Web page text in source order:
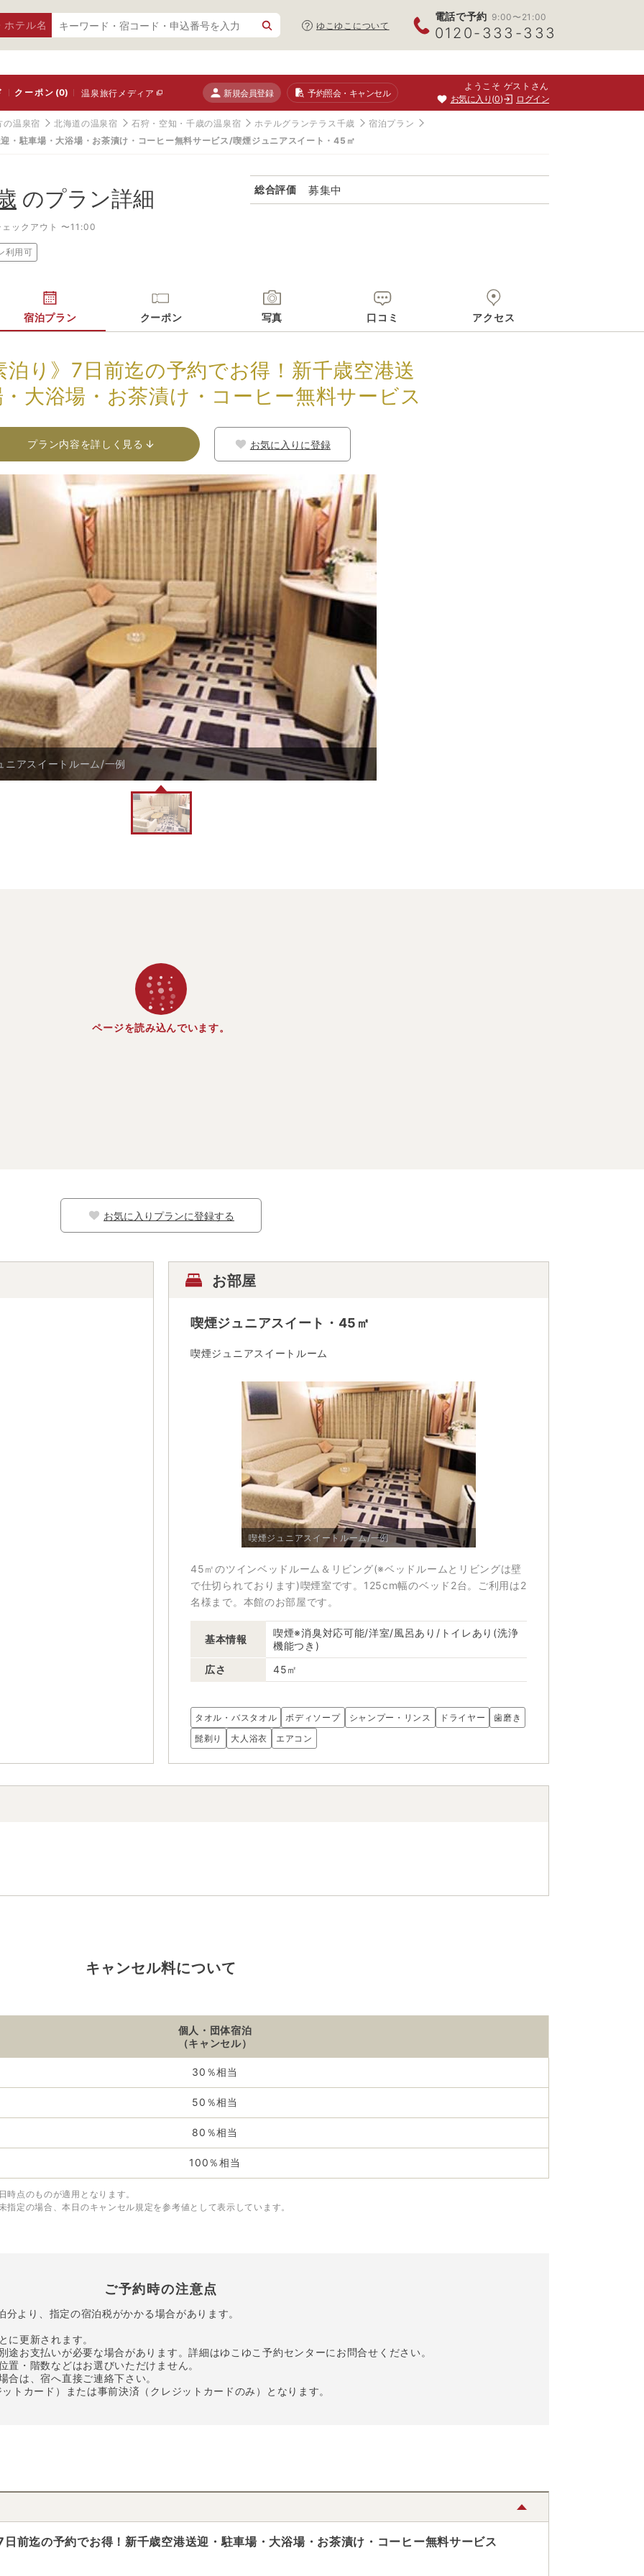
ホテル名 ゆこゆこについて
電話で予約 9:00〜21:00
0120-333-333
クーポン(0) 温泉旅行メディア 新規会員登録 予約照会・キャンセル
ようこそ ゲストさん
お気に入り 0 ログイン
の温泉宿 北海道の温泉宿 石狩・空知・千歳の温泉宿 ホテルグランテラス千歳
宿泊プラン
・駐車場・大浴場・お茶漬け・コーヒー無料サービス/喫煙ジュニアスイート・45㎡
のプラン詳細
ェックアウト 〜11:00
利用可
総合評価 募集中
宿泊プラン クーポン 写真 口コミ アクセス
泊り》7日前迄の予約でお得！新千歳空港送
大浴場・お茶漬け・コーヒー無料サービス
プラン内容を詳しく見る お気に入りに登録
ニアスイートルーム/一例
ページを読み込んでいます。
お気に入りプランに登録する
お部屋
喫煙ジュニアスイート・45㎡
喫煙ジュニアスイートルーム
喫煙ジュニアスイートルーム/一例
45㎡のツインベッドルーム＆リビング(※ベッドルームとリビングは壁
で仕切られております)喫煙室です。125cm幅のベッド2台。ご利用は2
名様まで。本館のお部屋です。
基本情報
喫煙※消臭対応可能/洋室/風呂あり/トイレあり(洗浄
機能つき)
広さ
45㎡
タオル・バスタオル ボディソープ シャンプー・リンス ドライヤー
歯磨き
髭剃り
大人浴衣 エアコン
キャンセル料について
個人・団体宿泊
（キャンセル）
30％相当
50％相当
80％相当
100％相当
点のものが適用となります。
定の場合、本日のキャンセル規定を参考値として表示しています。
ご予約時の注意点
より、指定の宿泊税がかかる場合があります。
更新されます。
お支払いが必要な場合があります。詳細はゆこゆこ予約センターにお問合せください。
・階数などはお選びいただけません。
は、宿へ直接ご連絡下さい。
トカード）または事前決済（クレジットカードのみ）となります。
前迄の予約でお得！新千歳空港送迎・駐車場・大浴場・お茶漬け・コーヒー無料サービス